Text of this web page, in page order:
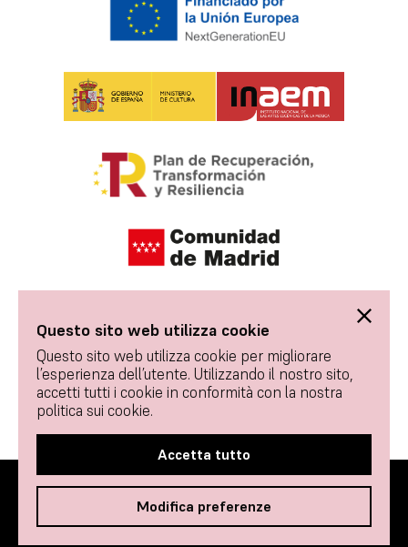
© 2026 Tablao Flamenco 1911 - Tutti i diritti riservati.
Contatto
Termini e condizioni d’uso
Questo sito web utilizza cookie
Questo sito web utilizza cookie per migliorare
l’esperienza dell’utente. Utilizzando il nostro sito,
accetti tutti i cookie in conformità con la nostra
politica sui cookie.
Accetta tutto
Modifica preferenze